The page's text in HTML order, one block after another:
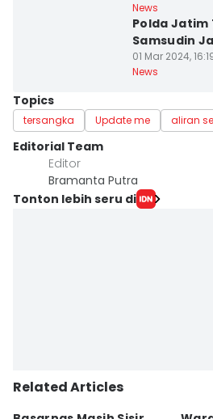
News
Polda Jatim
Samsudin
01 Mar 2024,
News
Topics
tersangka Update me aliran
Editorial Team
Editor
Bramanta Putra
Tonton lebih seru di
Related Articles